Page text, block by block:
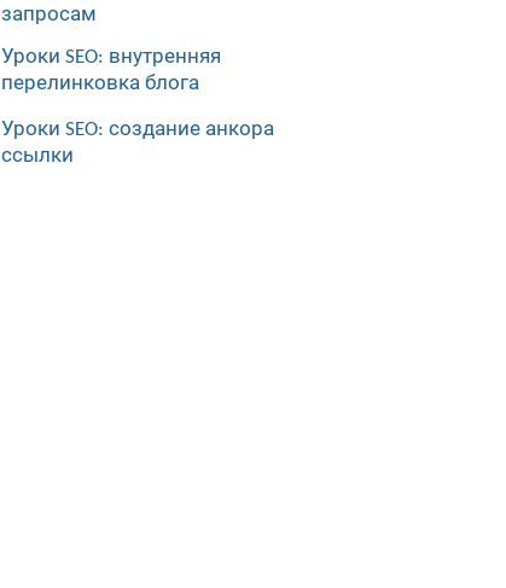
запросам
Уроки SEO: внутренняя
перелинковка блога
Уроки SEO: создание анкора
ссылки